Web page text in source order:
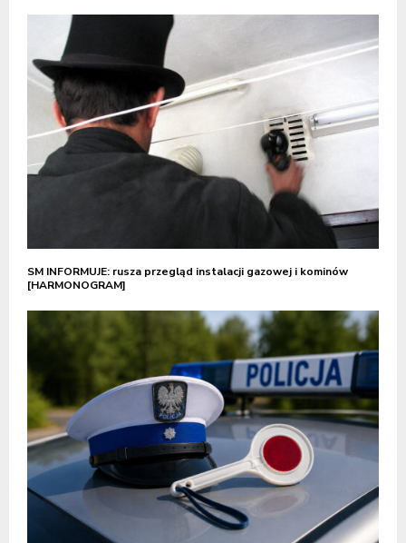
SM INFORMUJE: rusza przegląd instalacji gazowej i kominów
[HARMONOGRAM]